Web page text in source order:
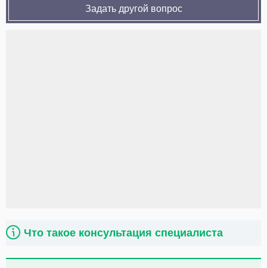
Задать другой вопрос
Что такое консультация специалиста